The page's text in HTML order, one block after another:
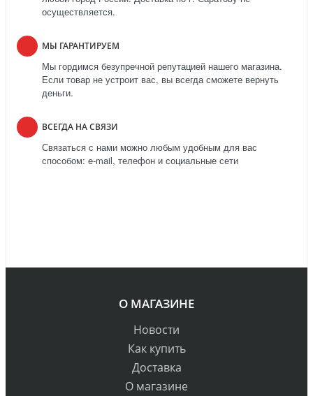
осуществляется.
МЫ ГАРАНТИРУЕМ
Мы гордимся безупречной репутацией нашего магазина.
Если товар не устроит вас, вы всегда сможете вернуть
деньги.
ВСЕГДА НА СВЯЗИ
Связаться с нами можно любым удобным для вас
способом: e-mail, телефон и социальные сети
О МАГАЗИНЕ
Новости
Как купить
Доставка
О магазине